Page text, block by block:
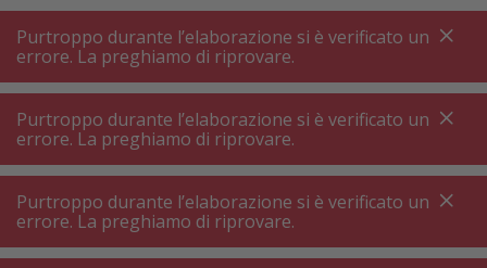
A +++
A+++
A +++
A+++
MyPost
MyPost
MENU RICERCA
Frigoriferi ⋅ congelatori
Accessori frigorifero ⋅ accessori congelatore
Accessori frigorifero ⋅ accessori
congelatore
Purtroppo durante l’elaborazione si è verificato un
errore. La preghiamo di riprovare.
Purtroppo durante l’elaborazione si è verificato un
errore. La preghiamo di riprovare.
Purtroppo durante l’elaborazione si è verificato un
errore. La preghiamo di riprovare.